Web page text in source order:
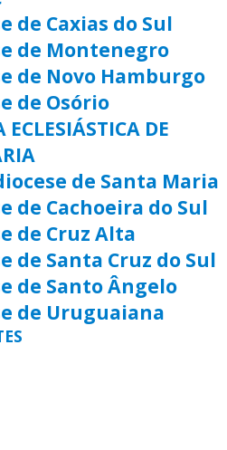
de Caxias do Sul
de Montenegro
de Novo Hamburgo
de Osório
ECLESIÁSTICA DE
de Santa Maria
de Cachoeira do Sul
de Cruz Alta
de Santa Cruz do Sul
de Santo Ângelo
de Uruguaiana